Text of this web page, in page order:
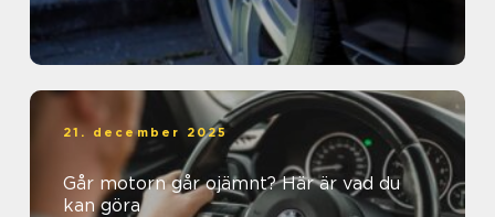
21. december 2025
Går motorn går ojämnt? Här är vad du
kan göra